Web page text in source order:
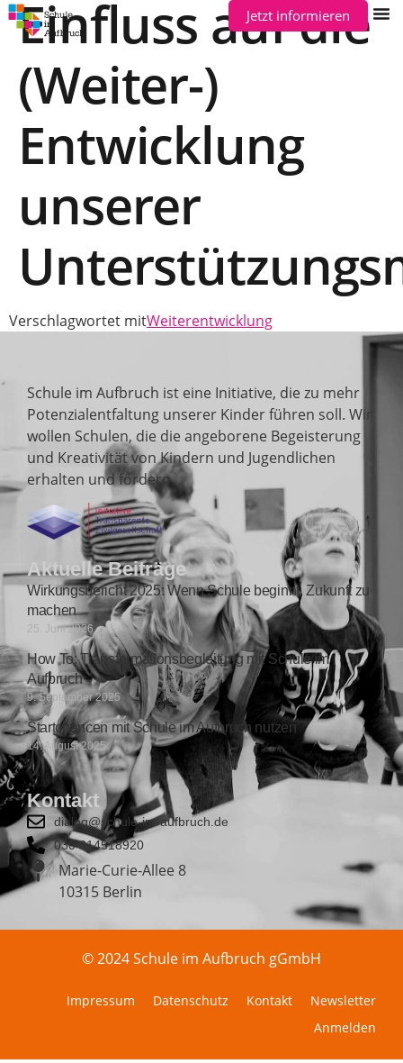
Jetzt informieren
Einfluss auf die
(Weiter-)
Entwicklung
unserer
Verschlagwortet mitWeiterentwicklung
Schule im Aufbruch ist eine Initiative, die zu mehr
Potenzialentfaltung unserer Kinder führen soll. Wir
wollen Schulen, die die angeborene Begeisterung
und Kreativität von Kindern und Jugendlichen
erhalten und fördern.
Aktuelle Beiträge
Wirkungsbericht 2025: Wenn Schule beginnt, Zukunft zu
machen
25. Juni 2026
How To: Transformationsbegleitung mit Schule im
Aufbruch
9. September 2025
Startchancen mit Schule im Aufbruch nutzen
14. August 2025
Kontakt
dialog@schule-im-aufbruch.de
030 814518920
Marie-Curie-Allee 8
10315 Berlin
© 2024 Schule im Aufbruch gGmbH
Impressum Datenschutz Kontakt
Newsletter
Anmelden